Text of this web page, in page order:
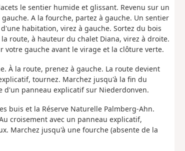
le sentier humide et glissant. Revenu sur un
A la fourche, partez à gauche. Un sentier
habitation, virez à gauche. Sortez du bois
route, à hauteur du chalet Diana, virez à droite.
votre gauche avant le virage et la clôture verte.
À la route, prenez à gauche. La route devient
tournez. Marchez jusqu'à la fin du
d'un panneau explicatif sur Niederdonven.
buis et la Réserve Naturelle Palmberg-Ahn.
croisement avec un panneau explicatif,
Marchez jusqu'à une fourche (absente de la